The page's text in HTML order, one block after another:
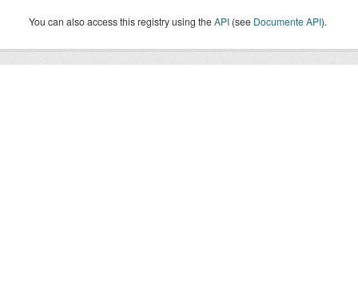
You can also access this registry using theAPI (see Documente API).